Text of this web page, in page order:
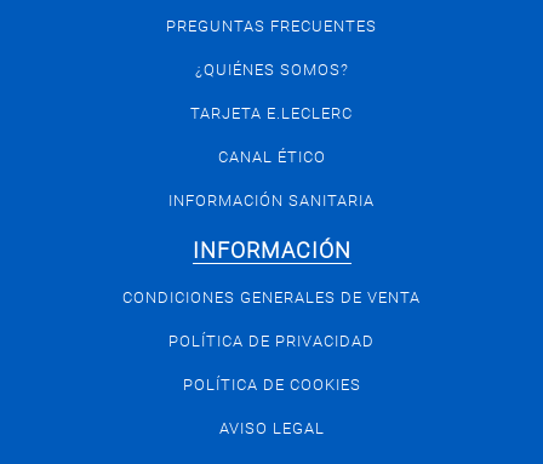
PREGUNTAS FRECUENTES
¿QUIÉNES SOMOS?
TARJETA E.LECLERC
CANAL ÉTICO
INFORMACIÓN SANITARIA
INFORMACIÓN
CONDICIONES GENERALES DE VENTA
POLÍTICA DE PRIVACIDAD
POLÍTICA DE COOKIES
AVISO LEGAL